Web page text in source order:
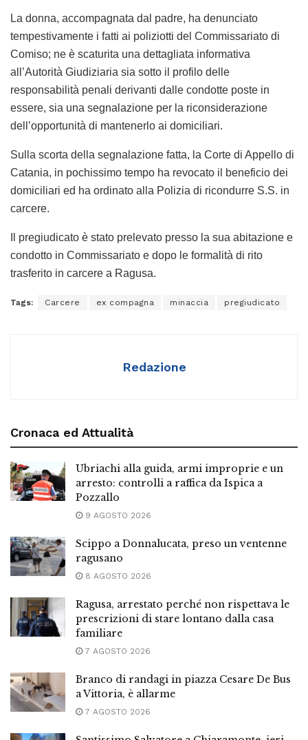
La donna, accompagnata dal padre, ha denunciato
tempestivamente i fatti ai poliziotti del Commissariato di
Comiso; ne è scaturita una dettagliata informativa
all’Autorità Giudiziaria sia sotto il profilo delle
responsabilità penali derivanti dalle condotte poste in
essere, sia una segnalazione per la riconsiderazione
dell’opportunità di mantenerlo ai domiciliari.
Sulla scorta della segnalazione fatta, la Corte di Appello di
Catania, in pochissimo tempo ha revocato il beneficio dei
domiciliari ed ha ordinato alla Polizia di ricondurre S.S. in
carcere.
Il pregiudicato è stato prelevato presso la sua abitazione e
condotto in Commissariato e dopo le formalità di rito
trasferito in carcere a Ragusa.
Tags: Carcere ex compagna minaccia pregiudicato
Redazione
Cronaca ed Attualità
Ubriachi alla guida, armi improprie e un
arresto: controlli a raffica da Ispica a
Pozzallo
9 AGOSTO 2026
Scippo a Donnalucata, preso un ventenne
ragusano
8 AGOSTO 2026
Ragusa, arrestato perché non rispettava le
prescrizioni di stare lontano dalla casa
familiare
7 AGOSTO 2026
Branco di randagi in piazza Cesare De Bus
a Vittoria, è allarme
7 AGOSTO 2026